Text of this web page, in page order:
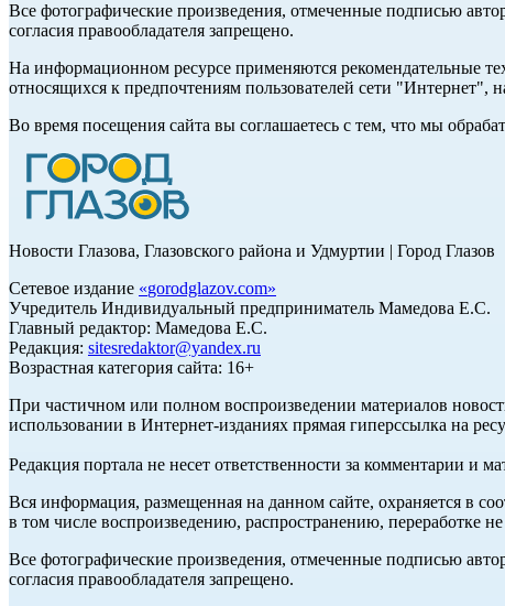
Все фотографические произведения, отмеченные подписью
согласия правообладателя запрещено.
На информационном ресурсе применяются рекомендательные
относящихся к предпочтениям пользователей сети "Интернет",
Во время посещения сайта вы соглашаетесь с тем, что мы
Новости Глазова, Глазовского района и Удмуртии | Город Глазов
Сетевое издание «gorodglazov.com»
Учредитель Индивидуальный предприниматель Мамедова Е.С.
Главный редактор: Мамедова Е.С.
Редакция: sitesredaktor@yandex.ru
Возрастная категория сайта: 16+
При частичном или полном воспроизведении материалов
использовании в Интернет-изданиях прямая гиперссылка на
Редакция портала не несет ответственности за комментарии и
Вся информация, размещенная на данном сайте, охраняется в
в том числе воспроизведению, распространению, переработке
Все фотографические произведения, отмеченные подписью
согласия правообладателя запрещено.